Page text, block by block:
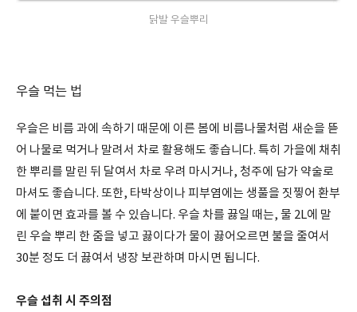
닭발 우슬뿌리
우슬 먹는 법
우슬은 비름 과에 속하기 때문에 이른 봄에 비름나물처럼 새순을 뜯
어 나물로 먹거나 말려서 차로 활용해도 좋습니다. 특히 가을에 채취
한 뿌리를 말린 뒤 달여서 차로 우려 마시거나, 청주에 담가 약술로
마셔도 좋습니다. 또한, 타박상이나 피부염에는 생풀을 짓찧어 환부
에 붙이면 효과를 볼 수 있습니다. 우슬 차를 끓일 때는, 물 2L에 말
린 우슬 뿌리 한 줌을 넣고 끓이다가 물이 끓어오르면 불을 줄여서
30분 정도 더 끓여서 냉장 보관하며 마시면 됩니다.
우슬 섭취 시 주의점